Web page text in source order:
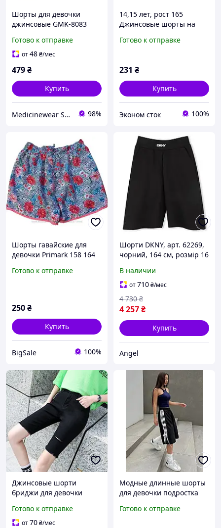
Шорты для девочки
джинсовые GMK-8083
Готово к отправке
от48₴/мес
479₴
Купить
Medicinewear Shopping 98%
14,15 лет, рост 165
Джинсовые шорты на
Готово к отправке
231 ₴
Купить
Эконом сток 100%
Шорты гавайские для
девочки Primark 158 164
Готово к отправке
250₴
Купить
BigSale 100%
Шорти DKNY, арт. 62269,
чорний, 164 см, розмір 16
В наличии
от710₴/мес
4 257₴
4 730 ₴
Купить
Angel
Джинсовые шорти
бриджи для девочки
Готово к отправке
от70₴/мес
Модные длинные шорты
для девочки подростка
Готово к отправке